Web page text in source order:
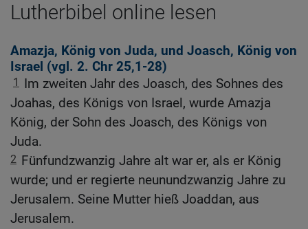
Lutherbibel online lesen
Amazja, König von Juda, und Joasch, König von
Israel (vgl. 2. Chr 25,1-28)
1
Im zweiten Jahr des Joasch, des Sohnes des
Joahas, des Königs von Israel, wurde Amazja
König, der Sohn des Joasch, des Königs von
Juda.
2 Fünfundzwanzig Jahre alt war er, als er König
wurde; und er regierte neunundzwanzig Jahre zu
Jerusalem. Seine Mutter hieß Joaddan, aus
Jerusalem.